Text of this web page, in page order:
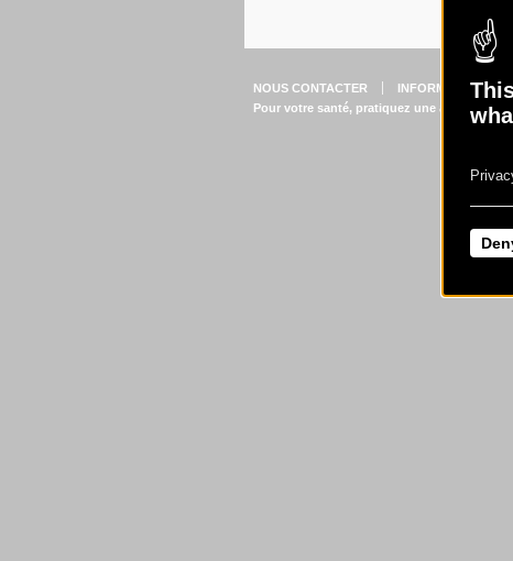
NOUS CONTACTER
INFORMATIONS
Pour votre santé, pratiquez une activité